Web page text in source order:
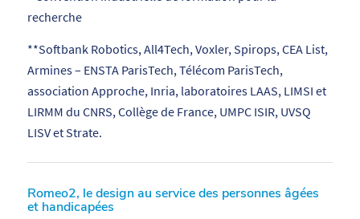
recherche
**Softbank Robotics, All4Tech, Voxler, Spirops, CEA List,
Armines – ENSTA ParisTech, Télécom ParisTech,
association Approche, Inria, laboratoires LAAS, LIMSI et
LIRMM du CNRS, Collège de France, UMPC ISIR, UVSQ
LISV et Strate.
Romeo2, le design au service des personnes âgées
et handicapées